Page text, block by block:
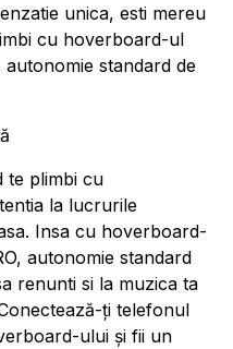
unica, esti mereu
cu hoverboard-ul
standard de
te plimbi cu
la lucrurile
Insa cu hoverboard-
autonomie standard
renunti si la muzica ta
ți telefonul
ului și fii un